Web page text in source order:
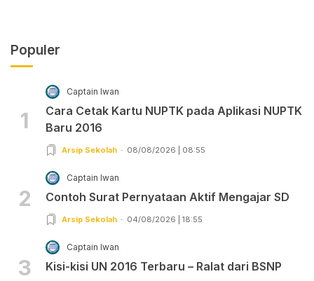
Populer
1
Captain Iwan
Cara Cetak Kartu NUPTK pada Aplikasi NUPTK
Baru 2016
Arsip Sekolah 08/08/2026 | 08:55
2
Captain Iwan
Contoh Surat Pernyataan Aktif Mengajar SD
Arsip Sekolah 04/08/2026 | 18:55
3
Captain Iwan
Kisi-kisi UN 2016 Terbaru – Ralat dari BSNP